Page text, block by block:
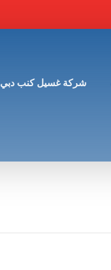
شركة غسيل كنب دبي